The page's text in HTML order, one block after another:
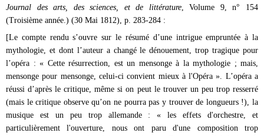
Journal des arts, des sciences, et de littérature, Volume 9, n° 154
(Troisième année.) (30 Mai 1812), p. 283-284 :
[Le compte rendu s’ouvre sur le résumé d’une intrigue empruntée à la
mythologie, et dont l’auteur a changé le dénouement, trop tragique pour
l’opéra : « Cette résurrection, est un mensonge à la mythologie ; mais,
mensonge pour mensonge, celui-ci convient mieux à l'Opéra ». L’opéra a
réussi d’après le critique, même si on peut le trouver un peu trop resserré
(mais le critique observe qu’on ne pourra pas y trouver de longueurs !), la
musique est un peu trop allemande : « les effets d'orchestre, et
particulièrement l'ouverture, nous ont paru d'une composition trop